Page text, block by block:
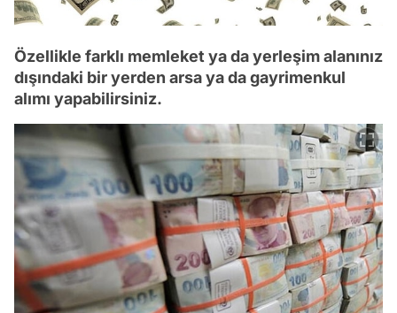
Özellikle farklı memleket ya da yerleşim alanınız
dışındaki bir yerden arsa ya da gayrimenkul
alımı yapabilirsiniz.